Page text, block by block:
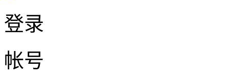
登录
帐号